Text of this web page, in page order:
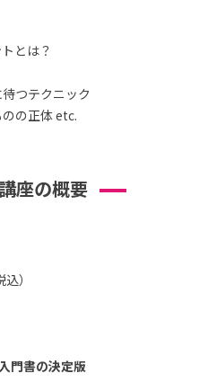
とは？
つテクニック
の正体 etc.
座の概要
）
門書の決定版